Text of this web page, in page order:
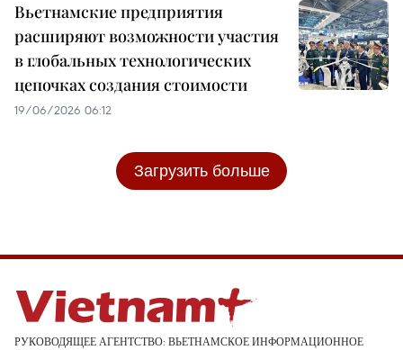
Вьетнамские предприятия
расширяют возможности участия
в глобальных технологических
цепочках создания стоимости
19/06/2026 06:12
Загрузить больше
РУКОВОДЯЩЕЕ АГЕНТСТВО: ВЬЕТНАМСКОЕ ИНФОРМАЦИОННОЕ